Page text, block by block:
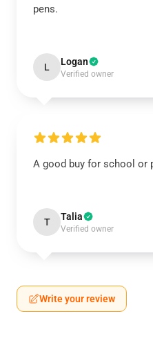
pens.
L Logan
Verified owner
A good buy for school or
T Talia
Verified owner
Write your review